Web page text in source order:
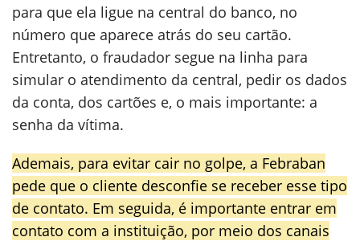
para que ela ligue na central do banco, no
número que aparece atrás do seu cartão.
Entretanto, o fraudador segue na linha para
simular o atendimento da central, pedir os dados
da conta, dos cartões e, o mais importante: a
senha da vítima.
Ademais, para evitar cair no golpe, a Febraban
pede que o cliente desconfie se receber esse tipo
de contato. Em seguida, é importante entrar em
contato com a instituição, por meio dos canais